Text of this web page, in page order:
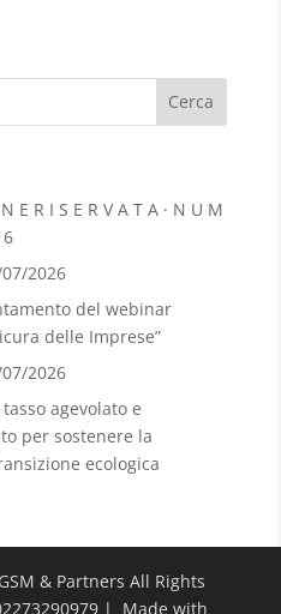
E R I S E R V A T A · N U M
6
2026
del webinar
delle Imprese”
2026
agevolato e
per sostenere la
ecologica
& Partners All Rights
| Made with